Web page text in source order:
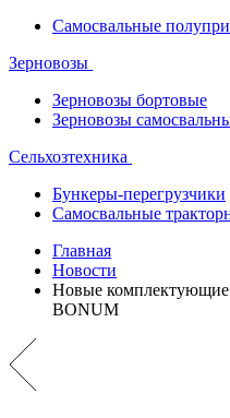
Самосвальные
Зерновозы
Зерновозы бортовые
Зерновозы
Сельхозтехника
Бункеры-перегрузчики
Самосвальные
Главная
Новости
Новые комплектующие
BONUM